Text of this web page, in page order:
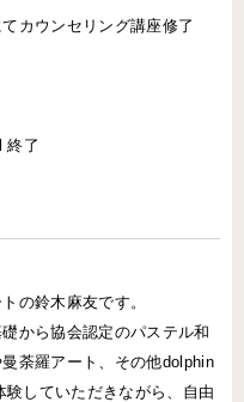
カウンセリング講座修了
終了
の鈴木麻友です。
から協会認定のパステル和
荼羅アート、その他dolphin
していただきながら、自由